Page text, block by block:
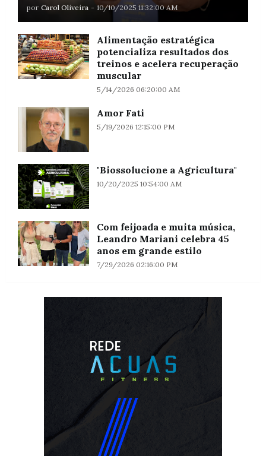
por Carol Oliveira - 10/10/2025 11:32:00 AM
Alimentação estratégica
potencializa resultados dos
treinos e acelera recuperação
muscular
5/14/2026 06:20:00 AM
Amor Fati
5/19/2026 12:15:00 PM
"Biossolucione a Agricultura"
10/20/2025 10:54:00 AM
Com feijoada e muita música,
Leandro Mariani celebra 45
anos em grande estilo
7/29/2026 02:16:00 PM